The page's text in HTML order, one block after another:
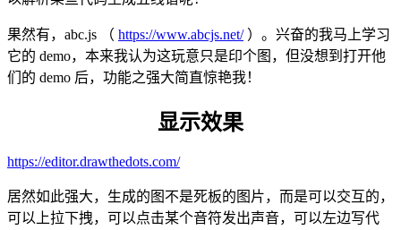
果然有，abc.js （ https://www.abcjs.net/）。兴奋的我马上学习
它的 demo，本来我认为这玩意只是印个图，但没想到打开他
们的 demo 后，功能之强大简直惊艳我！
显示效果
https://editor.drawthedots.com/
居然如此强大，生成的图不是死板的图片，而是可以交互的，
可以上拉下拽，可以点击某个音符发出声音，可以左边写代